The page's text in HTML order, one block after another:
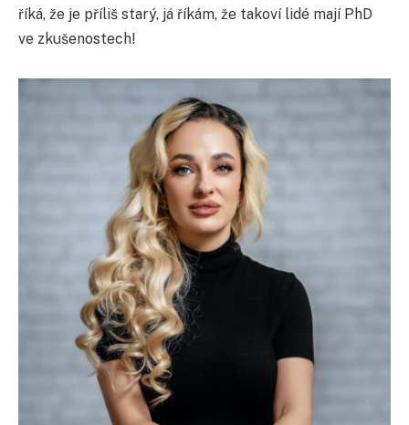
říká, že je příliš starý, já říkám, že takoví lidé mají PhD
ve zkušenostech!